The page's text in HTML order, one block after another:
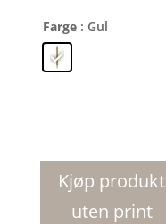
Farge : Gul
antallKjøp produkt
uten print